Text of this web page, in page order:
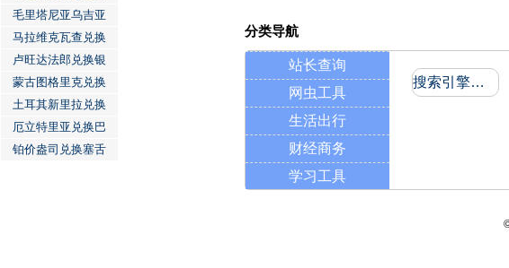
毛里塔尼亚乌吉亚
马拉维克瓦查兑换
卢旺达法郎兑换银
蒙古图格里克兑换
土耳其新里拉兑换
厄立特里亚兑换巴
铂价盎司兑换塞舌
分类导航
站长查询
网虫工具
生活出行
财经商务
学习工具
搜索引擎收录和反向链接